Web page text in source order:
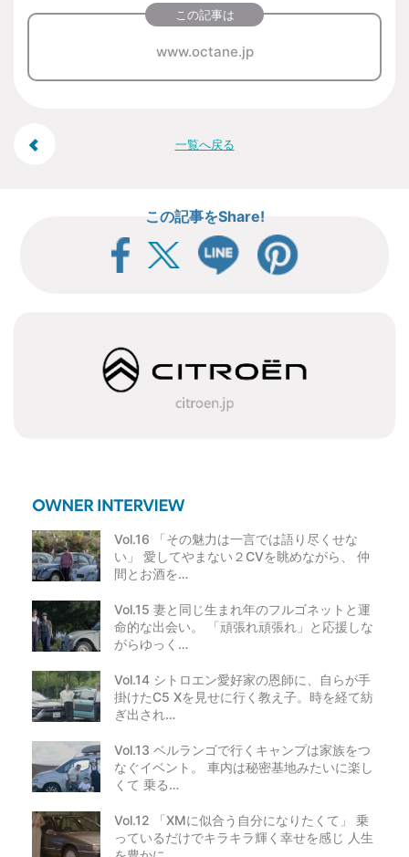
この記事は
www.octane.jp
投
一覧へ戻る
この記事をShare!
Vol.16 「その魅力は一言では語り尽くせな
い」 愛してやまない２CVを眺めながら、 仲
間とお酒を…
Vol.15 妻と同じ生まれ年のフルゴネットと運
命的な出会い。 「頑張れ頑張れ」と応援しな
がらゆっく…
Vol.14 シトロエン愛好家の恩師に、自らが手
掛けたC5 Xを見せに行く教え子。時を経て紡
ぎ出され…
Vol.13 ベルランゴで行くキャンプは家族をつ
なぐイベント。 車内は秘密基地みたいに楽し
くて 乗る…
Vol.12 「XMに似合う自分になりたくて」 乗
っているだけでキラキラ輝く幸せを感じ 人生